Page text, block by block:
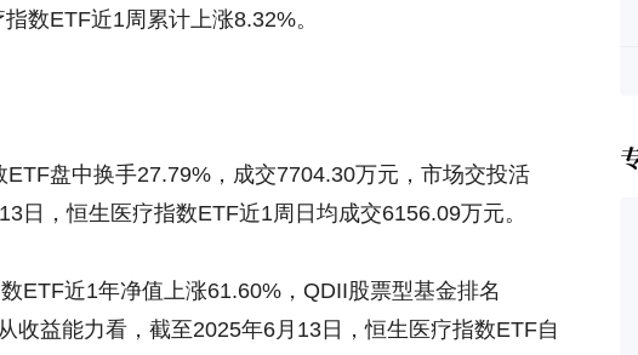
数ETF近1周累计上涨8.32%。
盘中换手27.79%，成交7704.30万元，市场交投活
日，恒生医疗指数ETF近1周日均成交6156.09万元。
ETF近1年净值上涨61.60%，QDII股票型基金排名
收益能力看，截至2025年6月13日，恒生医疗指数ETF自